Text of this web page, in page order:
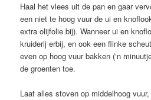
Haal het vlees uit de pan en gaar
een niet te hoog vuur de ui en
extra olijfolie bij). Wanneer ui en
kruiderij erbij, en ook een flinke
even op hoog vuur bakken (‘n
de groenten toe.
Laat alles stoven op middelhoog